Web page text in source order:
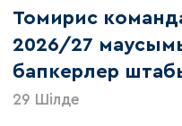
Томирис
2026/27
бапкерлер
29 Шілде